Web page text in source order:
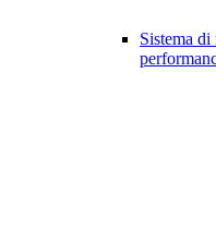
Sistema